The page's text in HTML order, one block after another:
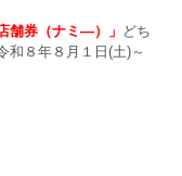
舗券（ナミ―）」
どち
和８年８月１日(土)～